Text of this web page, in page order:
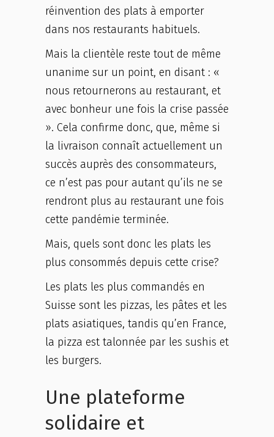
réinvention des plats à emporter
dans nos restaurants habituels.
Mais la clientèle reste tout de même
unanime sur un point, en disant : «
nous retournerons au restaurant, et
avec bonheur une fois la crise passée
». Cela confirme donc, que, même si
la livraison connaît actuellement un
succès auprès des consommateurs,
ce n’est pas pour autant qu’ils ne se
rendront plus au restaurant une fois
cette pandémie terminée.
Mais, quels sont donc les plats les
plus consommés depuis cette crise?
Les plats les plus commandés en
Suisse sont les pizzas, les pâtes et les
plats asiatiques, tandis qu’en France,
la pizza est talonnée par les sushis et
les burgers.
Une plateforme
solidaire et